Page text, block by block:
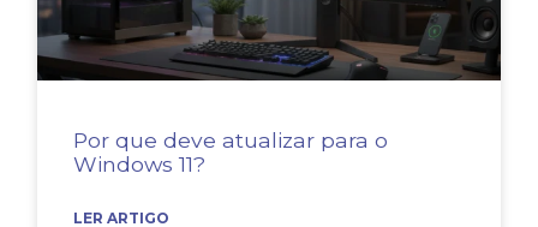
Por que deve atualizar para o
Windows 11?
LER ARTIGO